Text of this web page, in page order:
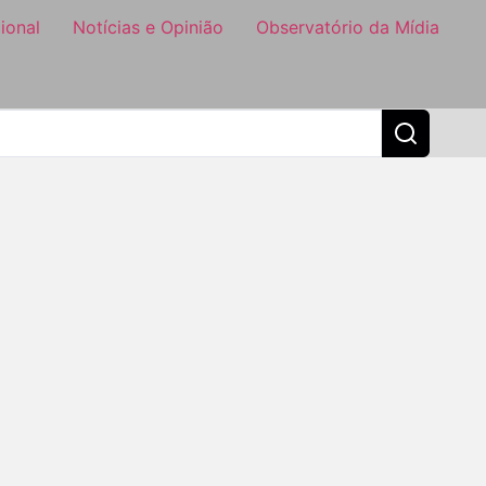
Notícias e Opinião Observatório da Mídia